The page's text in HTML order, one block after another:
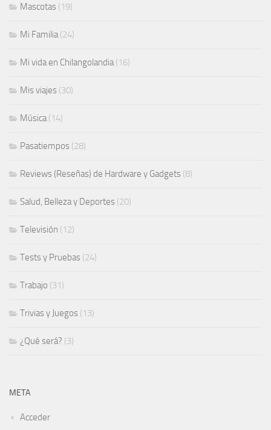
Mascotas (19)
Mi Familia(24)
Mi vida en Chilangolandia(16)
Mis viajes (30)
Música(14)
Pasatiempos (28)
Reviews (Reseñas) de Hardware y Gadgets (8)
Salud, Belleza y Deportes (20)
Televisión (12)
Tests y Pruebas (24)
Trabajo (31)
Trivias y Juegos (13)
¿Qué será? (3)
META
Acceder